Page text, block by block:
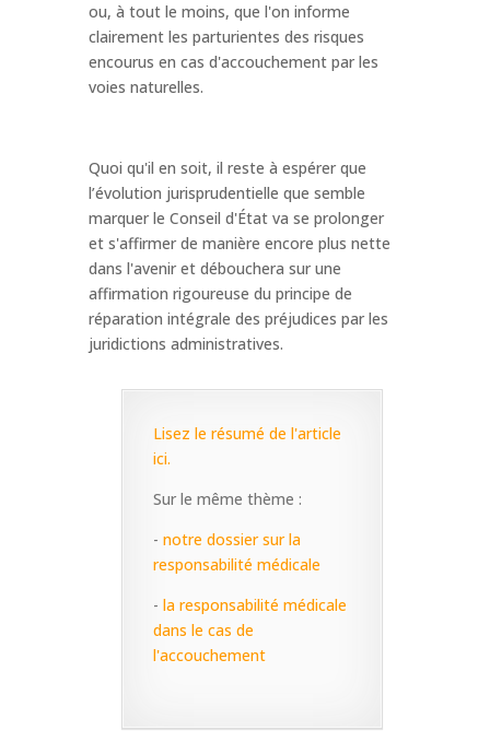
ou, à tout le moins, que l'on informe
clairement les parturientes des risques
encourus en cas d'accouchement par les
voies naturelles.
Quoi qu'il en soit, il reste à espérer que
l’évolution jurisprudentielle que semble
marquer le Conseil d'État va se prolonger
et s'affirmer de manière encore plus nette
dans l'avenir et débouchera sur une
affirmation rigoureuse du principe de
réparation intégrale des préjudices par les
juridictions administratives.
Lisez le résumé de l'article
ici.
Sur le même thème :
- notre dossier sur la
responsabilité médicale
- la responsabilité médicale
dans le cas de
l'accouchement